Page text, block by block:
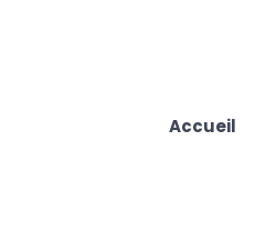
Accueil